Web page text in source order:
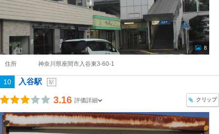
8
住所 神奈川県座間市入谷東3-60-1
10 入谷駅 駅
3.16 評価詳細 クリップ